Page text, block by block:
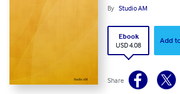
By Studio AM
Ebook
USD 4.08
Add
Share